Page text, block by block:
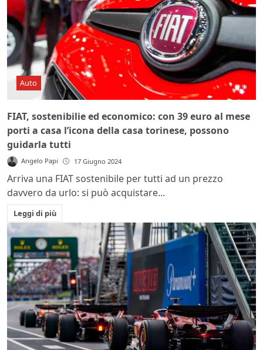
Auto
FIAT, sostenibilie ed economico: con 39 euro al mese
porti a casa l’icona della casa torinese, possono
guidarla tutti
Angelo Papi 17 Giugno 2024
Arriva una FIAT sostenibile per tutti ad un prezzo
davvero da urlo: si può acquistare...
Leggi di più